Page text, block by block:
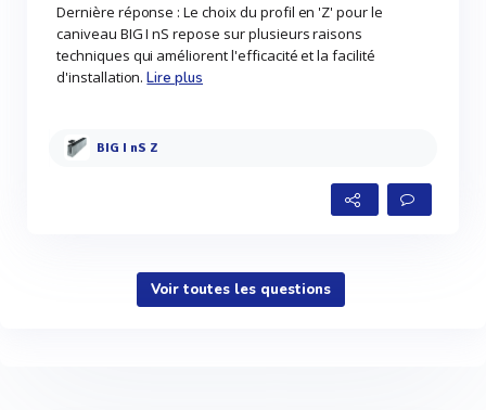
Dernière réponse : Le choix du profil en 'Z' pour le
caniveau BIG I nS repose sur plusieurs raisons
techniques qui améliorent l'efficacité et la facilité
d'installation.Lire plus
BIG I nS Z
Voir toutes les questions